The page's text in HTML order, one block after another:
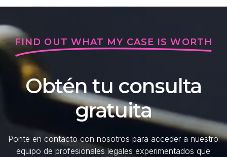
FIND OUT WHAT MY CASE IS WORTH
Obtén tu consulta
gratuita
Ponte en contacto con nosotros para acceder a nuestro
equipo de profesionales legales experimentados que